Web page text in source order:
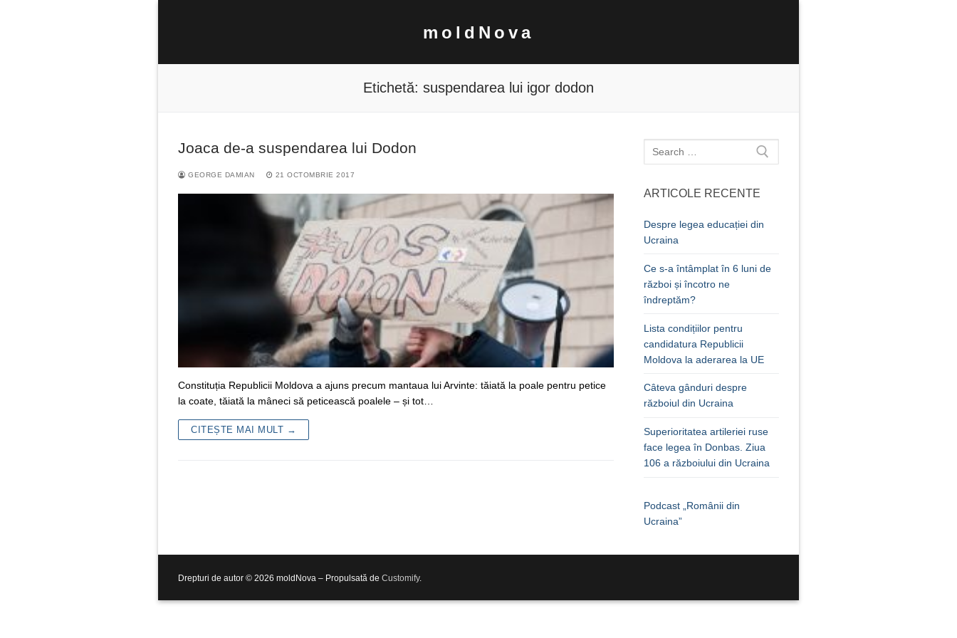
moldNova
după:
Etichetă: suspendarea lui igor dodon
Joaca de-a suspendarea lui Dodon
GEORGE DAMIAN 21 OCTOMBRIE 2017
Constituția Republicii Moldova a ajuns precum mantaua lui Arvinte: tăiată la poale pentru petice
la coate, tăiată la mâneci să peticească poalele – și tot…
CITEȘTE MAI MULT →
Caută
după:
ARTICOLE RECENTE
Despre legea educației din
Ucraina
Ce s-a întâmplat în 6 luni de
război și încotro ne
îndreptăm?
Lista condițiilor pentru
candidatura Republicii
Moldova la aderarea la UE
Câteva gânduri despre
războiul din Ucraina
Superioritatea artileriei ruse
face legea în Donbas. Ziua
106 a războiului din Ucraina
Podcast „Românii din
Ucraina”
Drepturi de autor © 2026 moldNova – Propulsată de Customify.